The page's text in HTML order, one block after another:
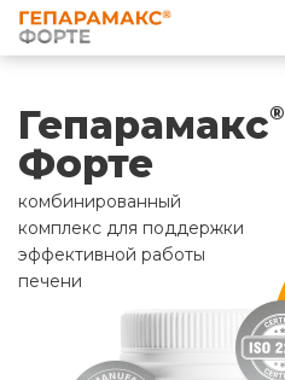
Гепарамакс®
Форте
комбинированный
комплекс для поддержки
эффективной работы
печени